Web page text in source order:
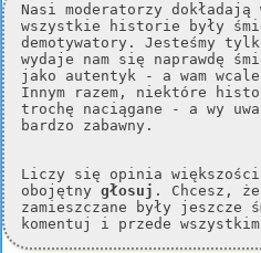
Nasi moderatorzy
wszystkie historie były
demotywatory. Jesteśmy
wydaje nam się naprawdę
jako autentyk - a wam
Innym razem, niektóre
trochę naciągane - a wy
bardzo zabawny.
Liczy się opinia
obojętny głosuj . Chcesz,
zamieszczane były jeszcze
komentuj i przede